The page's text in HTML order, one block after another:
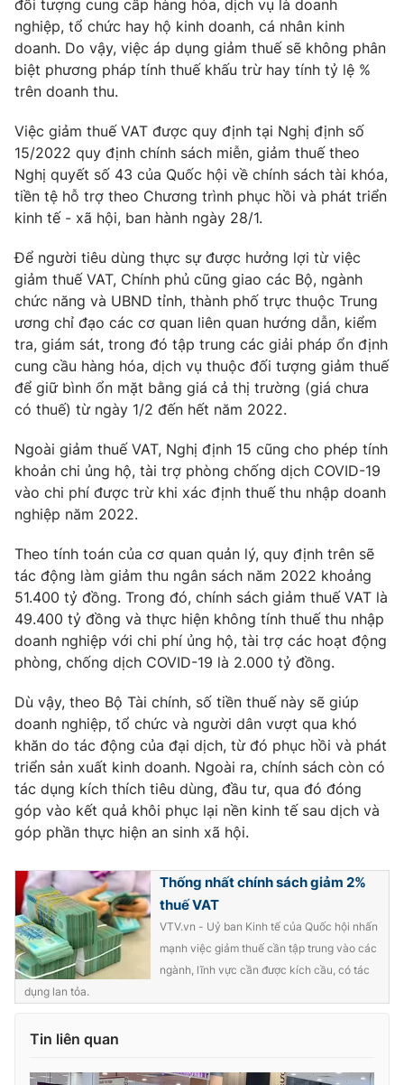
VTV Money VTV Thể thao
VTV Sức khoẻ Bất động sản
VTV4 Vươn mình bằng AI
VTV9 VTV8
Liên hệ tòa soạn English
THỜI BÁO VTV
Theo dõi báo trên
Cơ quan chủ quản: Đài Truyền hình Việt Nam
Cơ quan báo chí:
Giấy phép hoạt động báo in và báo điện tử số 483/GP-BTTTT
cấp ngày 29/12/2023
Tổng Biên tập:Vũ Thanh Thủy
Phó Tổng Biên tập:Nguyễn Thị Mỹ Hạnh, Phạm Quốc Thắng,
Nguyễn Trọng Ninh
Tổng đài VTV:024.38 355 931 - 024.38 355 932
Email: toasoan@vtv.vn
Liên hệ quảng cáo:024-7300.7108
® Cấm sao chép dưới mọi hình thức nếu không có sự chấp
thông tin từ website này.
đối tượng cung cấp hàng hóa, dịch vụ là doanh
nghiệp, tổ chức hay hộ kinh doanh, cá nhân kinh
doanh. Do vậy, việc áp dụng giảm thuế sẽ không phân
biệt phương pháp tính thuế khấu trừ hay tính tỷ lệ %
trên doanh thu.
Việc giảm thuế VAT được quy định tại Nghị định số
15/2022 quy định chính sách miễn, giảm thuế theo
Nghị quyết số 43 của Quốc hội về chính sách tài khóa,
tiền tệ hỗ trợ theo Chương trình phục hồi và phát triển
kinh tế - xã hội, ban hành ngày 28/1.
Để người tiêu dùng thực sự được hưởng lợi từ việc
giảm thuế VAT, Chính phủ cũng giao các Bộ, ngành
chức năng và UBND tỉnh, thành phố trực thuộc Trung
ương chỉ đạo các cơ quan liên quan hướng dẫn, kiểm
tra, giám sát, trong đó tập trung các giải pháp ổn định
cung cầu hàng hóa, dịch vụ thuộc đối tượng giảm thuế
để giữ bình ổn mặt bằng giá cả thị trường (giá chưa
có thuế) từ ngày 1/2 đến hết năm 2022.
Ngoài giảm thuế VAT, Nghị định 15 cũng cho phép tính
khoản chi ủng hộ, tài trợ phòng chống dịch COVID-19
vào chi phí được trừ khi xác định thuế thu nhập doanh
nghiệp năm 2022.
Theo tính toán của cơ quan quản lý, quy định trên sẽ
tác động làm giảm thu ngân sách năm 2022 khoảng
51.400 tỷ đồng. Trong đó, chính sách giảm thuế VAT là
49.400 tỷ đồng và thực hiện không tính thuế thu nhập
doanh nghiệp với chi phí ủng hộ, tài trợ các hoạt động
phòng, chống dịch COVID-19 là 2.000 tỷ đồng.
Dù vậy, theo Bộ Tài chính, số tiền thuế này sẽ giúp
doanh nghiệp, tổ chức và người dân vượt qua khó
khăn do tác động của đại dịch, từ đó phục hồi và phát
triển sản xuất kinh doanh. Ngoài ra, chính sách còn có
tác dụng kích thích tiêu dùng, đầu tư, qua đó đóng
góp vào kết quả khôi phục lại nền kinh tế sau dịch và
góp phần thực hiện an sinh xã hội.
Thống nhất chính sách giảm 2%
thuế VAT
VTV.vn - Uỷ ban Kinh tế của Quốc hội nhấn
mạnh việc giảm thuế cần tập trung vào các
ngành, lĩnh vực cần được kích cầu, có tác
dụng lan tỏa.
Tin liên quan